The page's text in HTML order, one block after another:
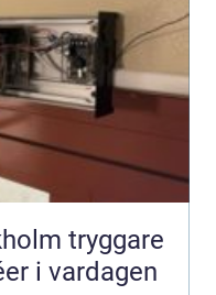
i vardagen